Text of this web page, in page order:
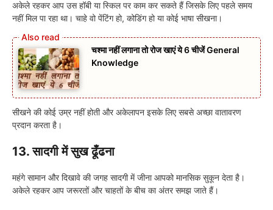
अकेले रहकर आप उस हॉबी या स्किल पर काम कर सकते हैं जिसके लिए पहले समय
नहीं मिल पा रहा था। चाहे वो पेंटिंग हो, कोडिंग हो या कोई भाषा सीखना।
चश्मा नहीं लगाना तो रोज खाएं ये 6 चीजें General
Knowledge
सीखने की कोई उम्र नहीं होती और अकेलापन इसके लिए सबसे अच्छा वातावरण
प्रदान करता है।
13. सादगी में सुख ढूँढना
महंगे सामान और दिखावे की जगह सादगी में जीना आपको मानसिक सुकून देता है।
अकेले रहकर आप जरूरतों और चाहतों के बीच का अंतर समझ जाते हैं।